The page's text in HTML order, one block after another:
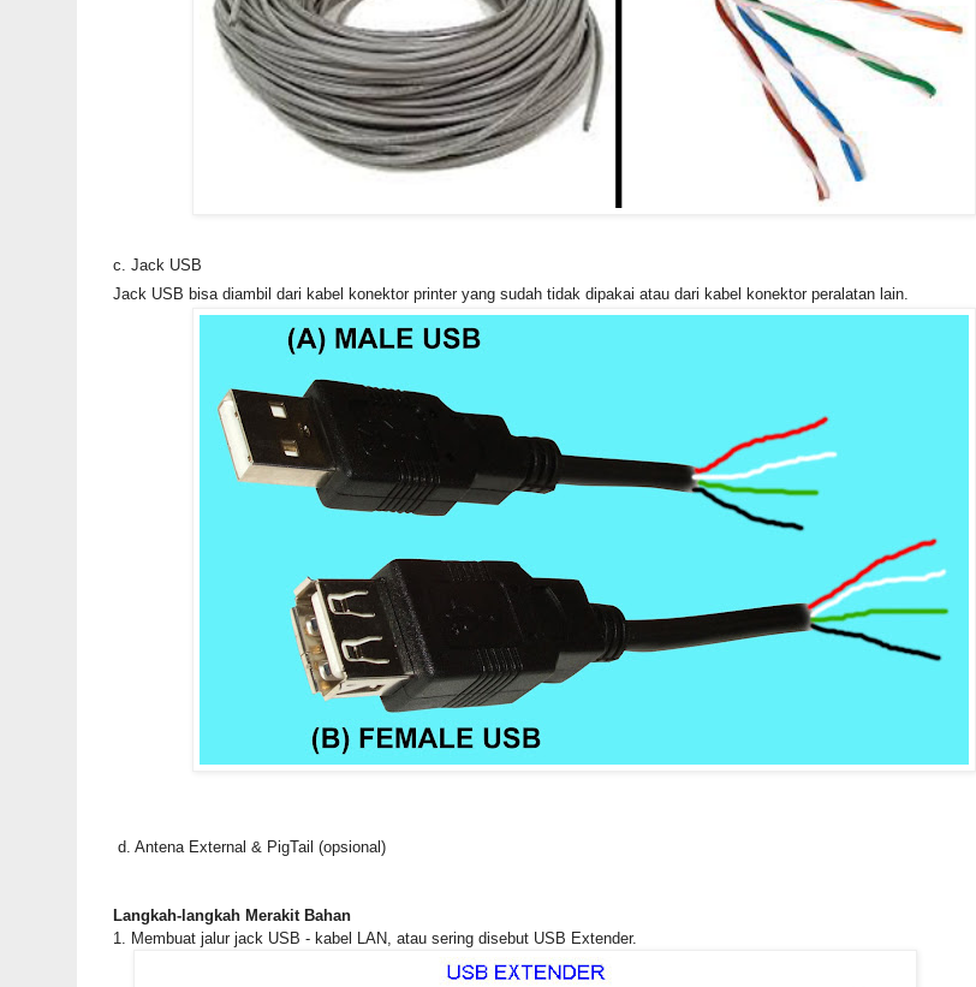
c. Jack USB
Jack USB bisa diambil dari kabel konektor printer yang sudah tidak dipakai atau dari kabel konektor peralatan lain.
d. Antena External & PigTail (opsional)
Langkah-langkah Merakit Bahan
1. Membuat jalur jack USB - kabel LAN, atau sering disebut USB Extender.